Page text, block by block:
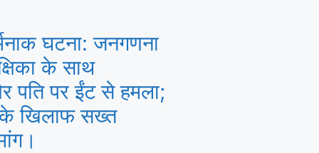
घटना: जनगणना
के साथ
पति पर ईंट से हमला;
के खिलाफ सख्त